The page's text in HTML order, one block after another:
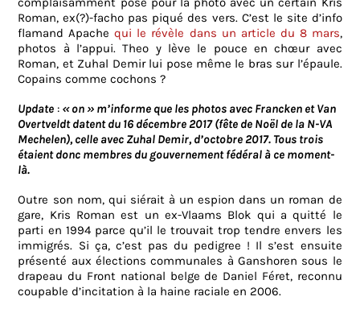
Roman, ex(?)-facho pas piqué des vers. C’est le site d’info
flamand Apachequi le révèle dans un article du 8 mars,
photos à l’appui. Theo y lève le pouce en chœur avec
Roman, et Zuhal Demir lui pose même le bras sur l’épaule.
Copains comme cochons ?
Update : « on » m’informe que les photos avec Francken et Van
Overtveldt datent du 16 décembre 2017 (fête de Noël de la N-VA
Mechelen), celle avec Zuhal Demir, d’octobre 2017. Tous trois
étaient donc membres du gouvernement fédéral à ce moment-
là.
Outre son nom, qui siérait à un espion dans un roman de
gare, Kris Roman est un ex-Vlaams Blok qui a quitté le
parti en 1994 parce qu’il le trouvait trop tendre envers les
immigrés. Si ça, c’est pas du pedigree ! Il s’est ensuite
présenté aux élections communales à Ganshoren sous le
drapeau du Front national belge de Daniel Féret, reconnu
coupable d’incitation à la haine raciale en 2006.